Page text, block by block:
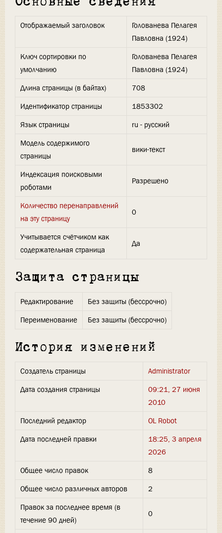
Отображаемый заголовок
Голованева Пелагея
Павловна (1924)
Ключ сортировки по
умолчанию
Голованева Пелагея
Павловна (1924)
Длина страницы (в байтах)
708
Идентификатор страницы
1853302
Язык страницы
ru - русский
Модель содержимого
страницы
вики-текст
Индексация поисковыми
роботами
Разрешено
Количество перенаправлений
на эту страницу
0
Учитывается счётчиком как
содержательная страница
Да
Защита страницы
Редактирование
Без защиты (бессрочно)
Переименование
Без защиты (бессрочно)
История изменений
Создатель страницы
Administrator
Дата создания страницы
09:21, 27 июня
2010
Последний редактор
OL Robot
Дата последней правки
18:25, 3 апреля
2026
Общее число правок
8
Общее число различных авторов
2
Правок за последнее время (в
течение 90 дней)
0